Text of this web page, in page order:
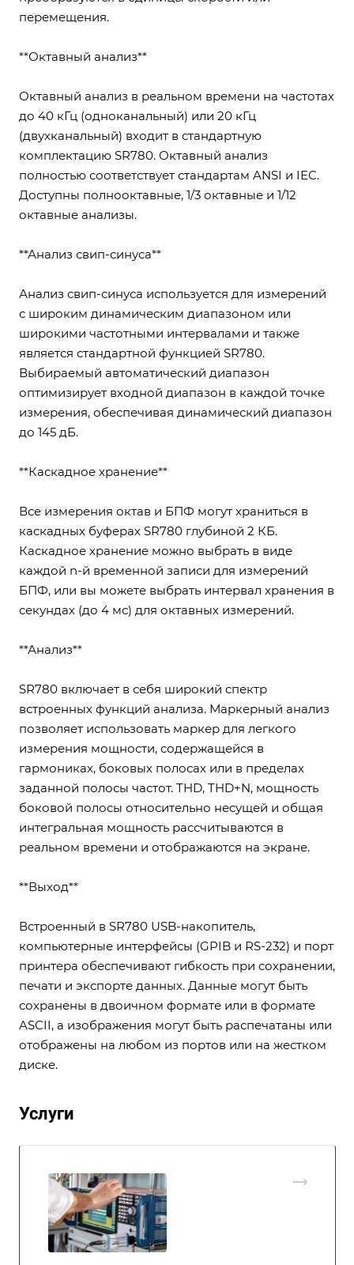
перемещения.
**Октавный анализ**
Октавный анализ в реальном времени на частотах
до 40 кГц (одноканальный) или 20 кГц
(двухканальный) входит в стандартную
комплектацию SR780. Октавный анализ
полностью соответствует стандартам ANSI и IEC.
Доступны полнооктавные, 1/3 октавные и 1/12
октавные анализы.
**Анализ свип-синуса**
Анализ свип-синуса используется для измерений
с широким динамическим диапазоном или
широкими частотными интервалами и также
является стандартной функцией SR780.
Выбираемый автоматический диапазон
оптимизирует входной диапазон в каждой точке
измерения, обеспечивая динамический диапазон
до 145 дБ.
**Каскадное хранение**
Все измерения октав и БПФ могут храниться в
каскадных буферах SR780 глубиной 2 КБ.
Каскадное хранение можно выбрать в виде
каждой n-й временной записи для измерений
БПФ, или вы можете выбрать интервал хранения в
секундах (до 4 мс) для октавных измерений.
**Анализ**
SR780 включает в себя широкий спектр
встроенных функций анализа. Маркерный анализ
позволяет использовать маркер для легкого
измерения мощности, содержащейся в
гармониках, боковых полосах или в пределах
заданной полосы частот. THD, THD+N, мощность
боковой полосы относительно несущей и общая
интегральная мощность рассчитываются в
реальном времени и отображаются на экране.
**Выход**
Встроенный в SR780 USB-накопитель,
компьютерные интерфейсы (GPIB и RS-232) и порт
принтера обеспечивают гибкость при сохранении,
печати и экспорте данных. Данные могут быть
сохранены в двоичном формате или в формате
ASCII, а изображения могут быть распечатаны или
отображены на любом из портов или на жестком
диске.
Услуги